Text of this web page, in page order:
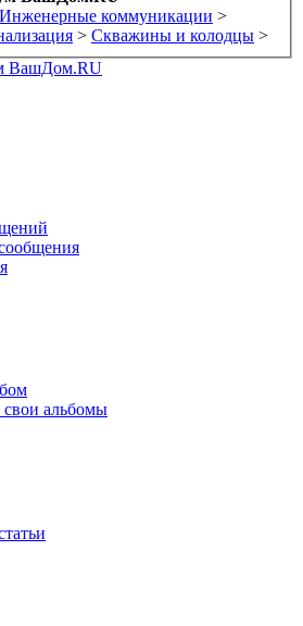
Инженерные коммуникации >
> Скважины и колодцы >
свои альбомы